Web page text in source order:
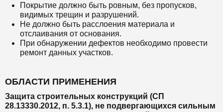
Покрытие должно быть ровным, без пропусков,
видимых трещин и разрушений.
Не должно быть расслоения материала и
отслаивания от основания.
При обнаружении дефектов необходимо провести
ремонт данных участков.
ОБЛАСТИ ПРИМЕНЕНИЯ
Защита строительных конструкций (СП
28.13330.2012, п. 5.3.1), не подвергающихся сильным